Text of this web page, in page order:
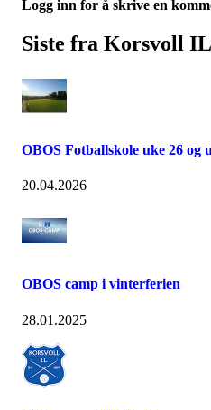
Logg inn for å skrive en
Siste fra Korsvoll
OBOS Fotballskole uke 26 og
20.04.2026
OBOS camp i vinterferien
28.01.2025